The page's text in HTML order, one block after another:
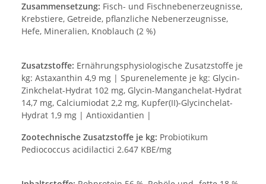
Zusammensetzung: Fisch- und Fischnebenerzeugnisse,
Krebstiere, Getreide, pflanzliche Nebenerzeugnisse,
Hefe, Mineralien, Knoblauch (2 %)
Zusatzstoffe: Ernährungsphysiologische Zusatzstoffe je
kg: Astaxanthin 4,9 mg | Spurenelemente je kg: Glycin-
Zinkchelat-Hydrat 102 mg, Glycin-Manganchelat-Hydrat
14,7 mg, Calciumiodat 2,2 mg, Kupfer(II)-Glycinchelat-
Hydrat 1,9 mg | Antioxidantien |
Zootechnische Zusatzstoffe je kg: Probiotikum
Pediococcus acidilactici 2.647 KBE/mg